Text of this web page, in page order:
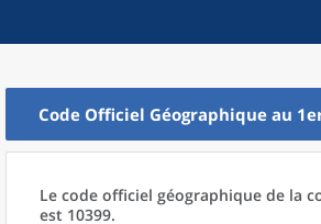
Code Officiel Géographique au
Le code officiel géographique de la
est 10399.